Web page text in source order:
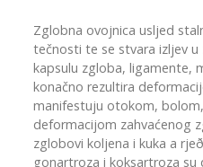
Zglobna ovojnica usljed
tečnosti te se stvara izljev
kapsulu zgloba, ligamente,
konačno rezultira
manifestuju otokom,
deformacijom zahvaćenog
zglobovi koljena i kuka a
gonartroza i koksartroza